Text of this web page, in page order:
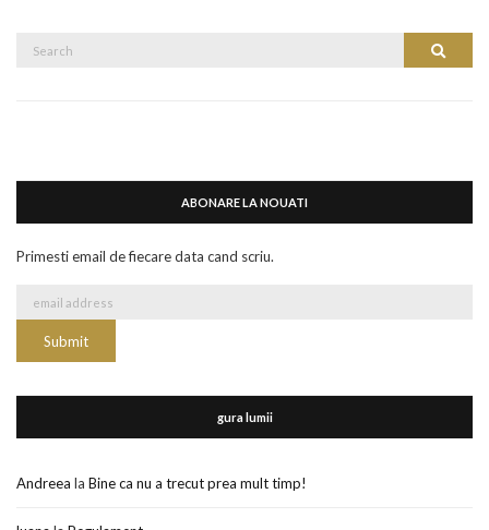
Search
ABONARE LA NOUATI
Primesti email de fiecare data cand scriu.
gura lumii
Andreea la Bine ca nu a trecut prea mult timp!